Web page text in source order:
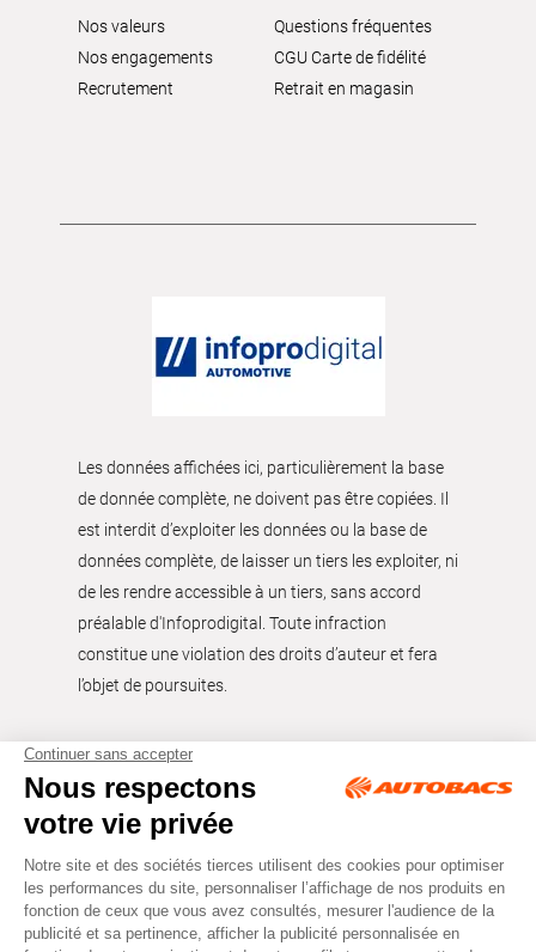
Nos valeurs
Nos engagements
Recrutement
Questions fréquentes
CGU Carte de fidélité
Retrait en magasin
Les données affichées ici, particulièrement la base
de donnée complète, ne doivent pas être copiées. Il
est interdit d’exploiter les données ou la base de
données complète, de laisser un tiers les exploiter, ni
de les rendre accessible à un tiers, sans accord
préalable d'Infoprodigital. Toute infraction
constitue une violation des droits d’auteur et fera
l’objet de poursuites.
Tous droits réservés © Autobacs